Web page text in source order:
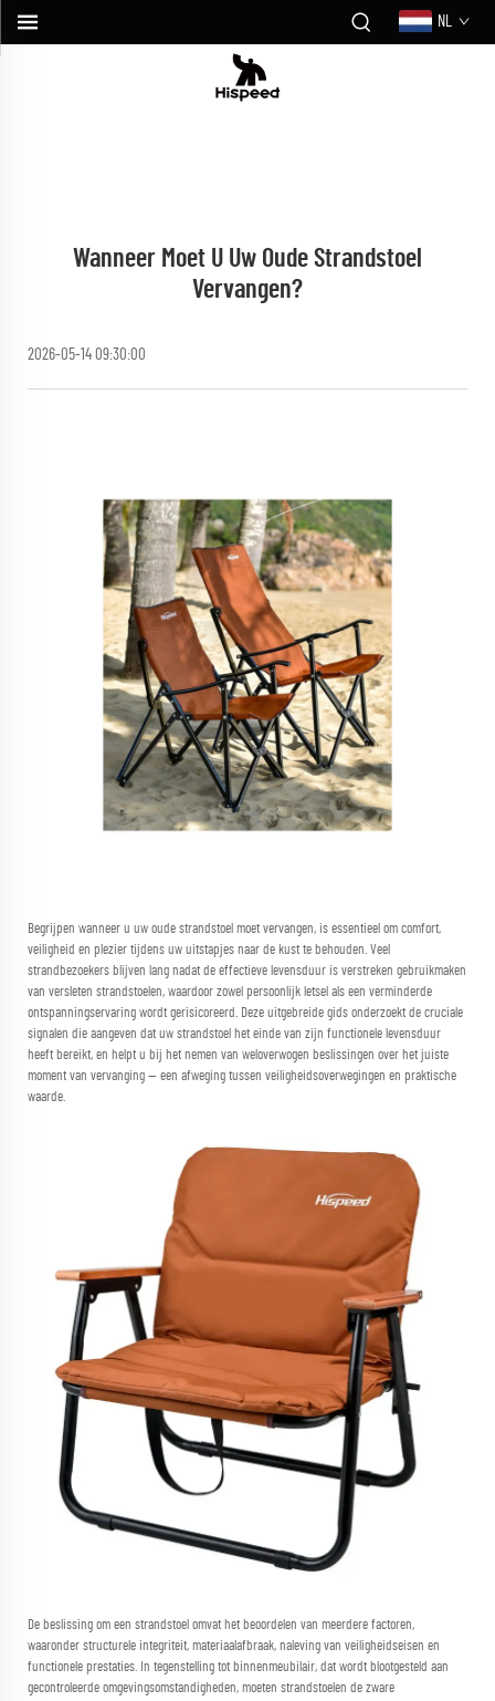
NL
Wanneer Moet U Uw Oude Strandstoel
Vervangen?
2026-05-14 09:30:00
Begrijpen wanneer u uw oude strandstoel moet vervangen, is essentieel om comfort,
veiligheid en plezier tijdens uw uitstapjes naar de kust te behouden. Veel
strandbezoekers blijven lang nadat de effectieve levensduur is verstreken gebruikmaken
van versleten strandstoelen, waardoor zowel persoonlijk letsel als een verminderde
ontspanningservaring wordt gerisicoreerd. Deze uitgebreide gids onderzoekt de cruciale
signalen die aangeven dat uw strandstoel het einde van zijn functionele levensduur
heeft bereikt, en helpt u bij het nemen van weloverwogen beslissingen over het juiste
moment van vervanging — een afweging tussen veiligheidsoverwegingen en praktische
waarde.
De beslissing om een strandstoel omvat het beoordelen van meerdere factoren,
waaronder structurele integriteit, materiaalafbraak, naleving van veiligheidseisen en
functionele prestaties. In tegenstelling tot binnenmeubilair, dat wordt blootgesteld aan
gecontroleerde omgevingsomstandigheden, moeten strandstoelen de zware